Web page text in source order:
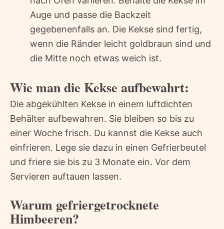
Auge und passe die Backzeit
gegebenenfalls an. Die Kekse sind fertig,
wenn die Ränder leicht goldbraun sind und
die Mitte noch etwas weich ist.
Wie man die Kekse aufbewahrt:
Die abgekühlten Kekse in einem luftdichten
Behälter aufbewahren. Sie bleiben so bis zu
einer Woche frisch. Du kannst die Kekse auch
einfrieren. Lege sie dazu in einen Gefrierbeutel
und friere sie bis zu 3 Monate ein. Vor dem
Servieren auftauen lassen.
Warum gefriergetrocknete
Himbeeren?